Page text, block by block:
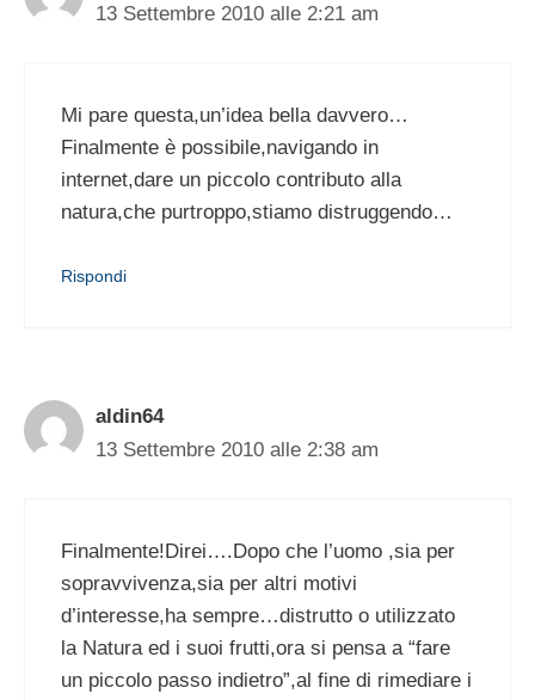
13 Settembre 2010 alle 2:21 am
Mi pare questa,un’idea bella davvero…
Finalmente è possibile,navigando in
internet,dare un piccolo contributo alla
natura,che purtroppo,stiamo distruggendo…
Rispondi
aldin64
13 Settembre 2010 alle 2:38 am
Finalmente!Direi….Dopo che l’uomo ,sia per
sopravvivenza,sia per altri motivi
d’interesse,ha sempre…distrutto o utilizzato
la Natura ed i suoi frutti,ora si pensa a “fare
un piccolo passo indietro”,al fine di rimediare i